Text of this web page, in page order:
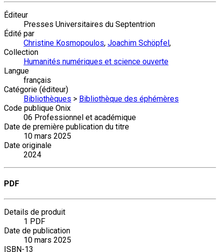
Éditeur
Presses Universitaires du Septentrion
Édité par
Christine Kosmopoulos, Joachim Schöpfel ,
Collection
Humanités numériques et science ouverte
Langue
français
Catégorie (éditeur)
Bibliothèques > Bibliothèque des éphémères
Code publique Onix
06 Professionnel et académique
Date de première publication du titre
10 mars 2025
Date originale
2024
PDF
Details de produit
1 PDF
Date de publication
10 mars 2025
ISBN-13